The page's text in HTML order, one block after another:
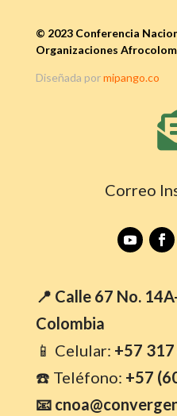
© 2023 Conferencia
Organizaciones
Diseñada pormipango.co
Correo
📍 Calle 67 No.
Colombia
📱 Celular: +57
☎️ Teléfono: +57
📧